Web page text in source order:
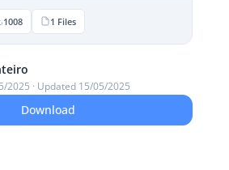
1008 1 Files
2025 · Updated 15/05/2025
Download